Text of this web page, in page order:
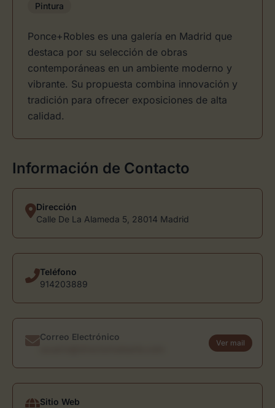
Pintura
Ponce+Robles es una galería en Madrid que
destaca por su selección de obras
contemporáneas en un ambiente moderno y
vibrante. Su propuesta combina innovación y
tradición para ofrecer exposiciones de alta
calidad.
Información de Contacto
Dirección
Calle De La Alameda 5, 28014 Madrid
Teléfono
914203889
Correo Electrónico
Ver mail
Sitio Web